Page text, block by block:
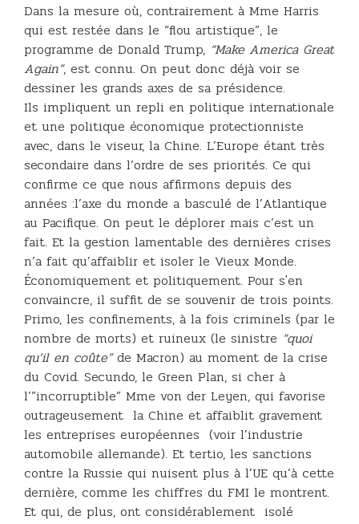
Dans la mesure où, contrairement à Mme Harris
qui est restée dans le “flou artistique”, le
programme de Donald Trump, “Make America Great
Again”, est connu. On peut donc déjà voir se
dessiner les grands axes de sa présidence.
Ils impliquent un repli en politique internationale
et une politique économique protectionniste
avec, dans le viseur, la Chine. L’Europe étant très
secondaire dans l’ordre de ses priorités. Ce qui
confirme ce que nous affirmons depuis des
années :l’axe du monde a basculé de l’Atlantique
au Pacifique. On peut le déplorer mais c’est un
fait. Et la gestion lamentable des dernières crises
n’a fait qu’affaiblir et isoler le Vieux Monde.
Économiquement et politiquement. Pour s'en
convaincre, il suffit de se souvenir de trois points.
Primo, les confinements, à la fois criminels (par le
nombre de morts) et ruineux (le sinistre “quoi
qu’il en coûte”de Macron) au moment de la crise
du Covid. Secundo, le Green Plan, si cher à
l’”incorruptible” Mme von der Leyen, qui favorise
outrageusement la Chine et affaiblit gravement
les entreprises européennes (voir l’industrie
automobile allemande). Et tertio, les sanctions
contre la Russie qui nuisent plus à l’UE qu’à cette
dernière, comme les chiffres du FMI le montrent.
Et qui, de plus, ont considérablement isolé